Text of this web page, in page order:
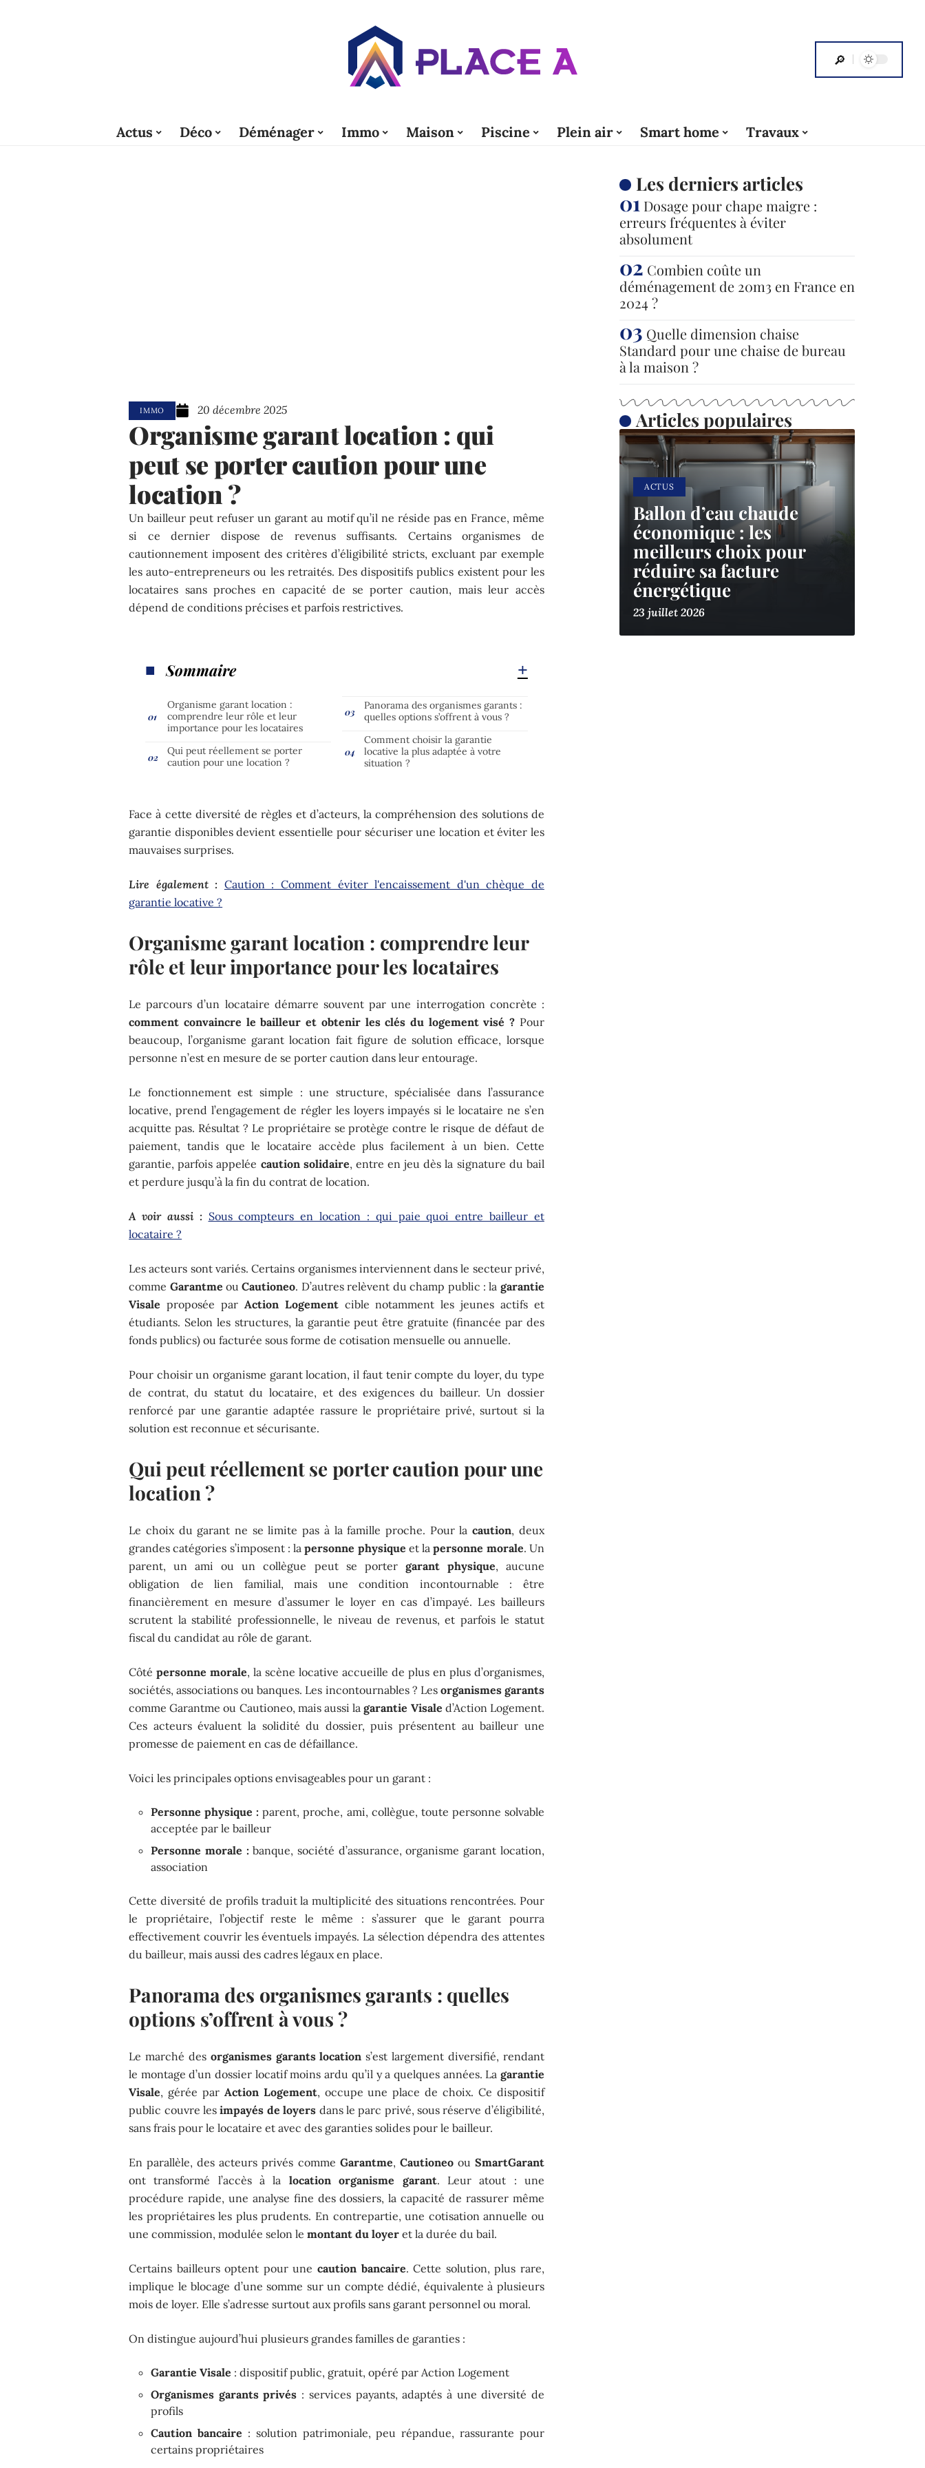
Actus Déco Déménager Immo Maison Piscine Plein air Smart home Travaux
IMMO 20 décembre 2025
Organisme garant location : qui
peut se porter caution pour une
location ?
Un bailleur peut refuser un garant au motif qu’il ne réside pas en France, même
si ce dernier dispose de revenus suffisants. Certains organismes de
cautionnement imposent des critères d’éligibilité stricts, excluant par exemple
les auto-entrepreneurs ou les retraités. Des dispositifs publics existent pour les
locataires sans proches en capacité de se porter caution, mais leur accès
dépend de conditions précises et parfois restrictives.
Sommaire
Organisme garant location :
comprendre leur rôle et leur
importance pour les locataires
Qui peut réellement se porter
caution pour une location ?
Panorama des organismes garants :
quelles options s’offrent à vous ?
Comment choisir la garantie
locative la plus adaptée à votre
situation ?
Face à cette diversité de règles et d’acteurs, la compréhension des solutions de
garantie disponibles devient essentielle pour sécuriser une location et éviter les
mauvaises surprises.
Lire également : Caution : Comment éviter l'encaissement d'un chèque de
garantie locative ?
Organisme garant location : comprendre leur
rôle et leur importance pour les locataires
Le parcours d’un locataire démarre souvent par une interrogation concrète :
comment convaincre le bailleur et obtenir les clés du logement visé ? Pour
beaucoup, l’organisme garant location fait figure de solution efficace, lorsque
personne n’est en mesure de se porter caution dans leur entourage.
Le fonctionnement est simple : une structure, spécialisée dans l’assurance
locative, prend l’engagement de régler les loyers impayés si le locataire ne s’en
acquitte pas. Résultat ? Le propriétaire se protège contre le risque de défaut de
paiement, tandis que le locataire accède plus facilement à un bien. Cette
garantie, parfois appelée caution solidaire, entre en jeu dès la signature du bail
et perdure jusqu’à la fin du contrat de location.
A voir aussi : Sous compteurs en location : qui paie quoi entre bailleur et
locataire ?
Les acteurs sont variés. Certains organismes interviennent dans le secteur privé,
comme Garantme ouCautioneo. D’autres relèvent du champ public : la garantie
Visale proposée par Action Logementcible notamment les jeunes actifs et
étudiants. Selon les structures, la garantie peut être gratuite (financée par des
fonds publics) ou facturée sous forme de cotisation mensuelle ou annuelle.
Pour choisir un organisme garant location, il faut tenir compte du loyer, du type
de contrat, du statut du locataire, et des exigences du bailleur. Un dossier
renforcé par une garantie adaptée rassure le propriétaire privé, surtout si la
solution est reconnue et sécurisante.
Qui peut réellement se porter caution pour une
location ?
Le choix du garant ne se limite pas à la famille proche. Pour lacaution, deux
grandes catégories s’imposent : lapersonne physique et lapersonne morale. Un
parent, un ami ou un collègue peut se porter garant physique, aucune
obligation de lien familial, mais une condition incontournable : être
financièrement en mesure d’assumer le loyer en cas d’impayé. Les bailleurs
scrutent la stabilité professionnelle, le niveau de revenus, et parfois le statut
fiscal du candidat au rôle de garant.
Côtépersonne morale, la scène locative accueille de plus en plus d’organismes,
sociétés, associations ou banques. Les incontournables ? Les organismes garants
comme Garantme ou Cautioneo, mais aussi lagarantie Visale d’Action Logement.
Ces acteurs évaluent la solidité du dossier, puis présentent au bailleur une
promesse de paiement en cas de défaillance.
Voici les principales options envisageables pour un garant :
Personne physique : parent, proche, ami, collègue, toute personne solvable
acceptée par le bailleur
Personne morale : banque, société d’assurance, organisme garant location,
association
Cette diversité de profils traduit la multiplicité des situations rencontrées. Pour
le propriétaire, l’objectif reste le même : s’assurer que le garant pourra
effectivement couvrir les éventuels impayés. La sélection dépendra des attentes
du bailleur, mais aussi des cadres légaux en place.
Panorama des organismes garants : quelles
options s’offrent à vous ?
Le marché des organismes garants location s’est largement diversifié, rendant
le montage d’un dossier locatif moins ardu qu’il y a quelques années. La garantie
Visale, gérée par Action Logement, occupe une place de choix. Ce dispositif
public couvre lesimpayés de loyers dans le parc privé, sous réserve d’éligibilité,
sans frais pour le locataire et avec des garanties solides pour le bailleur.
En parallèle, des acteurs privés comme Garantme, Cautioneoou SmartGarant
ont transformé l’accès à la location organisme garant. Leur atout : une
procédure rapide, une analyse fine des dossiers, la capacité de rassurer même
les propriétaires les plus prudents. En contrepartie, une cotisation annuelle ou
une commission, modulée selon lemontant du loyer et la durée du bail.
Certains bailleurs optent pour une caution bancaire. Cette solution, plus rare,
implique le blocage d’une somme sur un compte dédié, équivalente à plusieurs
mois de loyer. Elle s’adresse surtout aux profils sans garant personnel ou moral.
On distingue aujourd’hui plusieurs grandes familles de garanties :
Garantie Visale : dispositif public, gratuit, opéré par Action Logement
Organismes garants privés : services payants, adaptés à une diversité de
profils
Caution bancaire : solution patrimoniale, peu répandue, rassurante pour
certains propriétaires
Les derniers articles
Dosage pour chape maigre :
erreurs fréquentes à éviter
absolument
Combien coûte un
déménagement de 20m3 en France en
2024 ?
Quelle dimension chaise
Standard pour une chaise de bureau
à la maison ?
Articles populaires
ACTUS
Ballon d’eau chaude
économique : les
meilleurs choix pour
réduire sa facture
énergétique
23 juillet 2026